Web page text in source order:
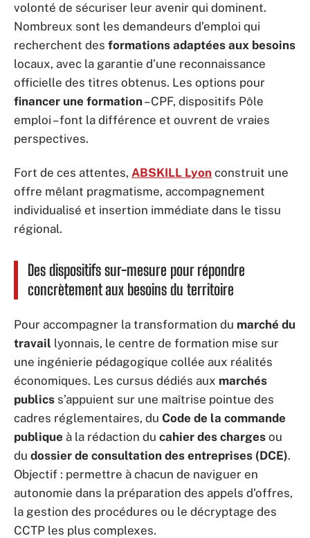
volonté de sécuriser leur avenir qui dominent.
Nombreux sont les demandeurs d’emploi qui
recherchent des formations adaptées aux besoins
locaux, avec la garantie d’une reconnaissance
officielle des titres obtenus. Les options pour
financer une formation– CPF, dispositifs Pôle
emploi – font la différence et ouvrent de vraies
perspectives.
Fort de ces attentes, ABSKILL Lyon construit une
offre mêlant pragmatisme, accompagnement
individualisé et insertion immédiate dans le tissu
régional.
Des dispositifs sur-mesure pour répondre
concrètement aux besoins du territoire
Pour accompagner la transformation du marché du
travail lyonnais, le centre de formation mise sur
une ingénierie pédagogique collée aux réalités
économiques. Les cursus dédiés aux marchés
publics s’appuient sur une maîtrise pointue des
cadres réglementaires, du Code de la commande
publique à la rédaction du cahier des charges ou
du dossier de consultation des entreprises (DCE).
Objectif : permettre à chacun de naviguer en
autonomie dans la préparation des appels d’offres,
la gestion des procédures ou le décryptage des
CCTP les plus complexes.